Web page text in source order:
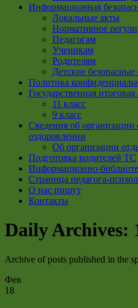
Информационная
Локальные акты
Нормативное
Педагогам
Ученикам
Родителям
Детские безопасные
Политика
Государственная итоговая
11 класс
9 класс
Сведения об организации
оздоровлении
Об организации
Подготовка водителей ТС
Информационно-
Страница педагога-
О нас пишут
Контакты
Daily Archives:
Archive of posts published in the
Фев
18